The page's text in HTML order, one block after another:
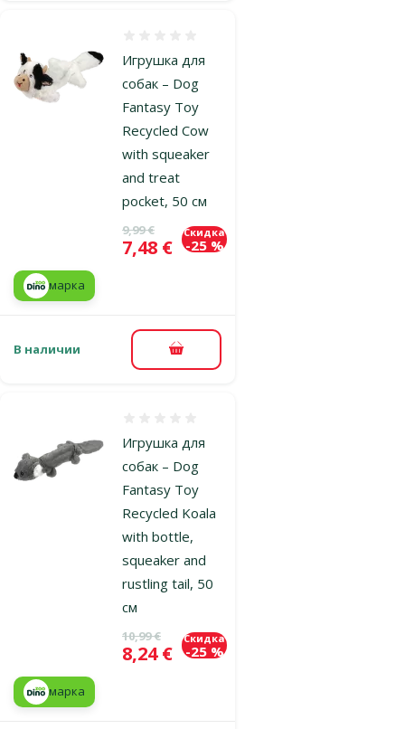
Игрушка для
собак – Dog
Fantasy Toy
Recycled Cow
with squeaker
and treat
pocket, 50 см
Исходная цена
9,99 €
Цена
7,48 €
Скидка
-25 %
марка
В наличии В корзину
Игрушка для
собак – Dog
Fantasy Toy
Recycled Koala
with bottle,
squeaker and
rustling tail, 50
см
Исходная цена
10,99 €
Цена
8,24 €
Скидка
-25 %
марка